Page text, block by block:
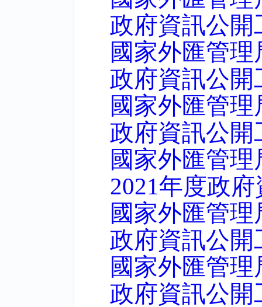
政府資訊公開
國家外匯管
政府資訊公開
國家外匯管
政府資訊公開
國家外匯管
2021年度政
國家外匯管
政府資訊公開
國家外匯管
政府資訊公開